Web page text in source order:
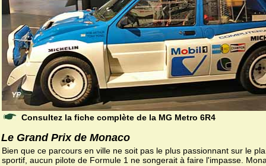
Consultez la fiche complète de la MG Metro 6R4
Le Grand Prix de Monaco
Bien que ce parcours en ville ne soit pas le plus passionnant sur le
sportif, aucun pilote de Formule 1 ne songerait à faire l'impasse.